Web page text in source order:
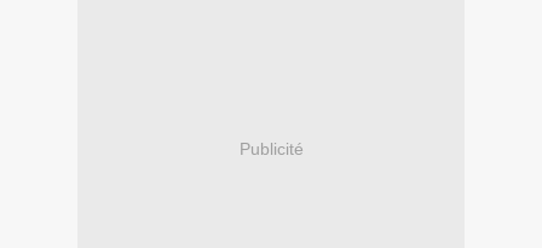
Publicité